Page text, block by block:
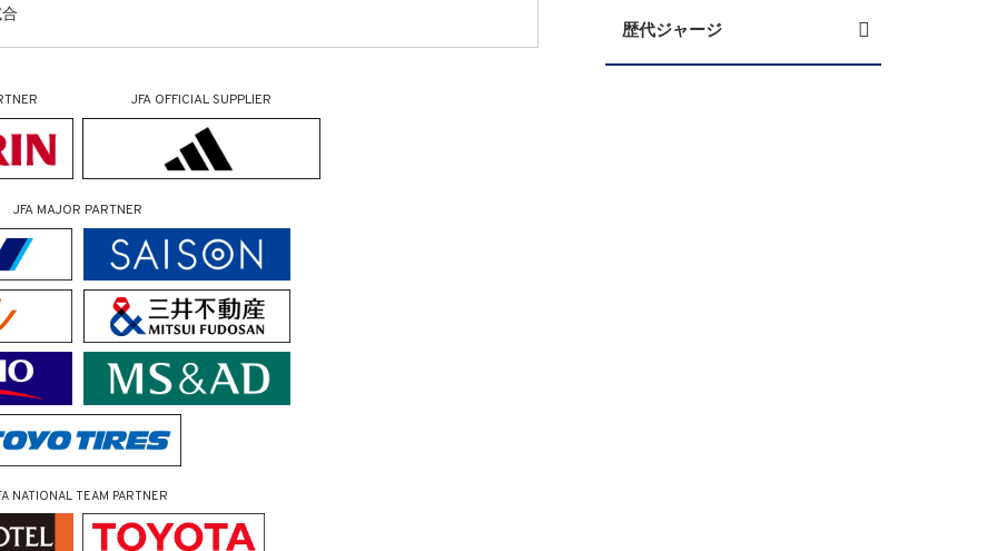
JFA OFFICIALSUPPLIER
JFA MAJOR PARTNER
NATIONAL TEAM PARTNER
歴代ジャージ